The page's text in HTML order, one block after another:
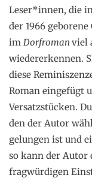
Leser*innen, die
der 1966
im Dorfromanviel
wiedererkennen.
diese
Roman eingefügt
Versatzstücken.
den der Autor
gelungen ist und
so kann der Autor
fragwürdigen